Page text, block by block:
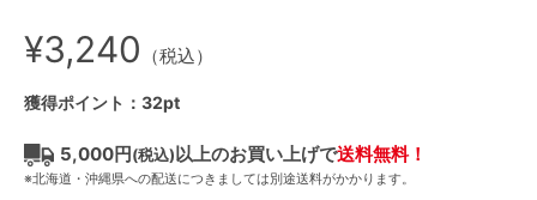
¥3,240 （税込）
獲得ポイント：32pt
5,000円(税込)以上のお買い上げで送料無料！
※北海道・沖縄県への配送につきましては別途送料がかかります。